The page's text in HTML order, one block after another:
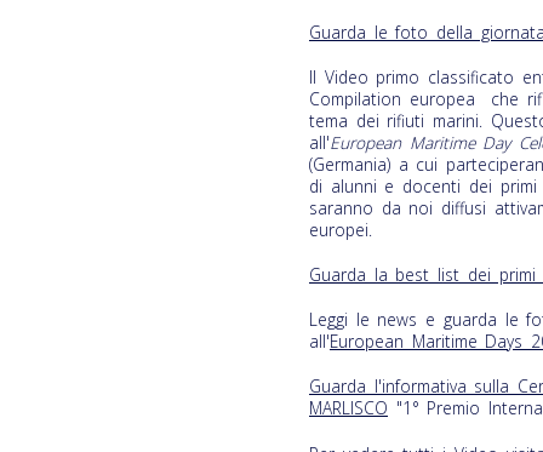
Guarda le foto della
Il Video primo classificato
Compilation europea che
tema dei rifiuti marini.
all'European Maritime Day
(Germania) a cui
di alunni e docenti dei
saranno da noi diffusi
europei.
Guarda la best list dei primi
Leggi le news e guarda le
all'European Maritime Days
Guarda l'informativa sulla
MARLISCO "1° Premio